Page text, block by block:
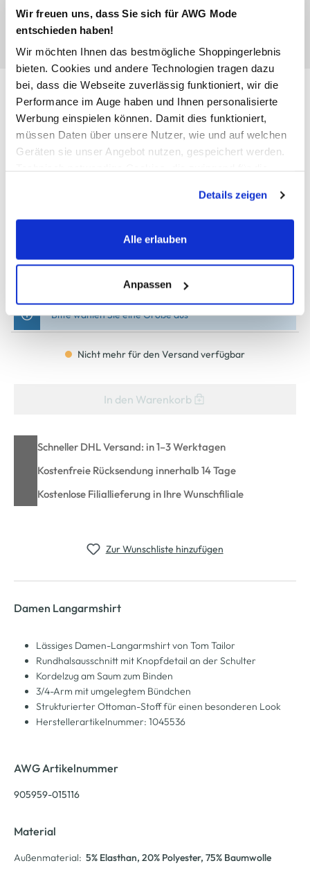
Wir freuen uns, dass Sie sich für AWG Mode
entschieden haben!
Wir möchten Ihnen das bestmögliche Shoppingerlebnis
bieten. Cookies und andere Technologien tragen dazu
bei, dass die Webseite zuverlässig funktioniert, wir die
Performance im Auge haben und Ihnen personalisierte
Werbung einspielen können. Damit dies funktioniert,
müssen Daten über unsere Nutzer, wie und auf welchen
Geräten sie unser Angebot nutzen, gespeichert werden.
werden, werden bei der Nutzung der Webseite auf jeden
Fall gesetzt. Cookies von Drittanbietern für Analyse- oder
Trackingzwecke werden nur dann aktiviert, wenn Sie das
erlauben" bzw. "Alle erlauben" klicken. Mehr dazu
(einschließlich der Möglichkeit, die Einwilligungserklärung
zu ändern oder zu widerrufen) erfahren Sie in unserem
Cookie-Hinweisbzw. derDatenschutzerklärung.
Details zeigen
Alle erlauben
Anpassen
Damen Langarmshirt
29,99 €
Ursprünglicher Preis: 35,99 €
XL
Bitte wählen Sie eine Größe aus
Nicht mehr für den Versand verfügbar
In den Warenkorb
Schneller DHL Versand: in 1–3 Werktagen
Kostenfreie Rücksendung innerhalb 14 Tage
Kostenlose Filiallieferung in Ihre Wunschfiliale
Zur Wunschliste hinzufügen
Damen Langarmshirt
Lässiges Damen-Langarmshirt von Tom Tailor
Rundhalsausschnitt mit Knopfdetail an der Schulter
Kordelzug am Saum zum Binden
3/4-Arm mit umgelegtem Bündchen
Strukturierter Ottoman-Stoff für einen besonderen Look
Herstellerartikelnummer: 1045536
AWG Artikelnummer
905959-015116
Material
Außenmaterial: 5% Elasthan, 20% Polyester, 75% Baumwolle